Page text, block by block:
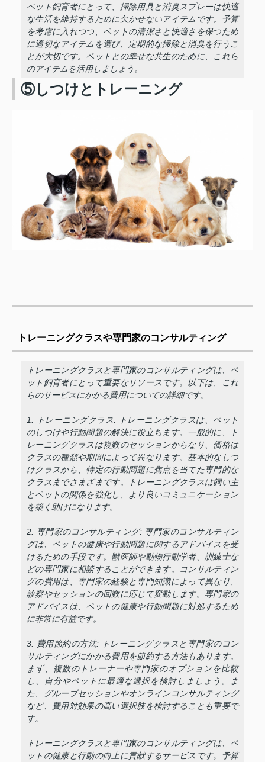
ペット飼育者にとって、掃除用具と消臭スプレーは快適
な生活を維持するために欠かせないアイテムです。予算
を考慮に入れつつ、ペットの清潔さと快適さを保つため
に適切なアイテムを選び、定期的な掃除と消臭を行うこ
とが大切です。ペットとの幸せな共生のために、これら
のアイテムを活用しましょう。
⑤しつけとトレーニング
トレーニングクラスや専門家のコンサルティング
トレーニングクラスと専門家のコンサルティングは、ペ
ット飼育者にとって重要なリソースです。以下は、これ
らのサービスにかかる費用についての詳細です。
1. トレーニングクラス: トレーニングクラスは、ペット
のしつけや行動問題の解決に役立ちます。一般的に、ト
レーニングクラスは複数のセッションからなり、価格は
クラスの種類や期間によって異なります。基本的なしつ
けクラスから、特定の行動問題に焦点を当てた専門的な
クラスまでさまざまです。トレーニングクラスは飼い主
とペットの関係を強化し、より良いコミュニケーション
を築く助けになります。
2. 専門家のコンサルティング: 専門家のコンサルティン
グは、ペットの健康や行動問題に関するアドバイスを受
けるための手段です。獣医師や動物行動学者、訓練士な
どの専門家に相談することができます。コンサルティン
グの費用は、専門家の経験と専門知識によって異なり、
診察やセッションの回数に応じて変動します。専門家の
アドバイスは、ペットの健康や行動問題に対処するため
に非常に有益です。
3. 費用節約の方法: トレーニングクラスと専門家のコン
サルティングにかかる費用を節約する方法もあります。
まず、複数のトレーナーや専門家のオプションを比較
し、自分やペットに最適な選択を検討しましょう。ま
た、グループセッションやオンラインコンサルティング
など、費用対効果の高い選択肢を検討することも重要で
す。
トレーニングクラスと専門家のコンサルティングは、ペ
ットの健康と行動の向上に貢献するサービスです。予算